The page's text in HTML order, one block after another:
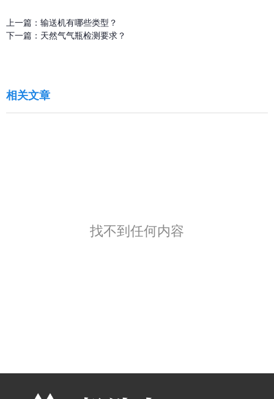
上一篇： 输送机有哪些类型？
下一篇： 天然气气瓶检测要求？
相关文章
找不到任何内容